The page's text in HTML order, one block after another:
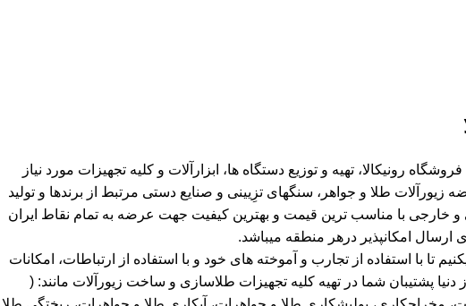
رونیکالا، تهیه و توزیع دستگاه ها، ابزارآلات و کلیه تجهیزات مورد نیاز
طلا و جواهر، سنگهای تزِیینی و صنایع دستی مرتبط از برندها و تولید
و خارجی با مناسب ترین قیمت و بهترین کیفیت جهت عرضه به تمام نقاط ایران
ارسال امکانپذیر درهر منطقه میباشد.
تا با استفاده از تجارب و آموخته های خود و با استفاده از ارتباطات، امکانات
پشتیبان شما در تهیه کلیه تجهیزات طلاسازی و ساخت زیورآلات مانند: (